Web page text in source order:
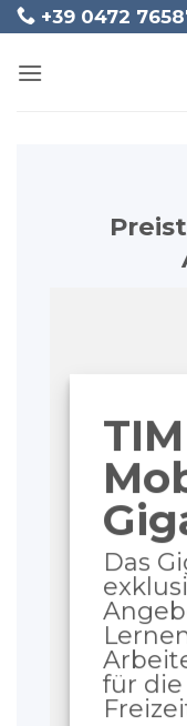
Skip
to
content
+39 0472
TIM
Das
für die